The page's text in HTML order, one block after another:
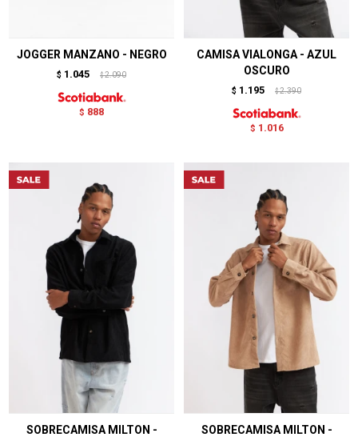
JOGGER MANZANO - NEGRO
$ 1.045 $ 2.090
$ 888
CAMISA VIALONGA - AZUL
OSCURO
$ 1.195 $ 2.390
$ 1.016
SOBRECAMISA MILTON -
SOBRECAMISA MILTON -